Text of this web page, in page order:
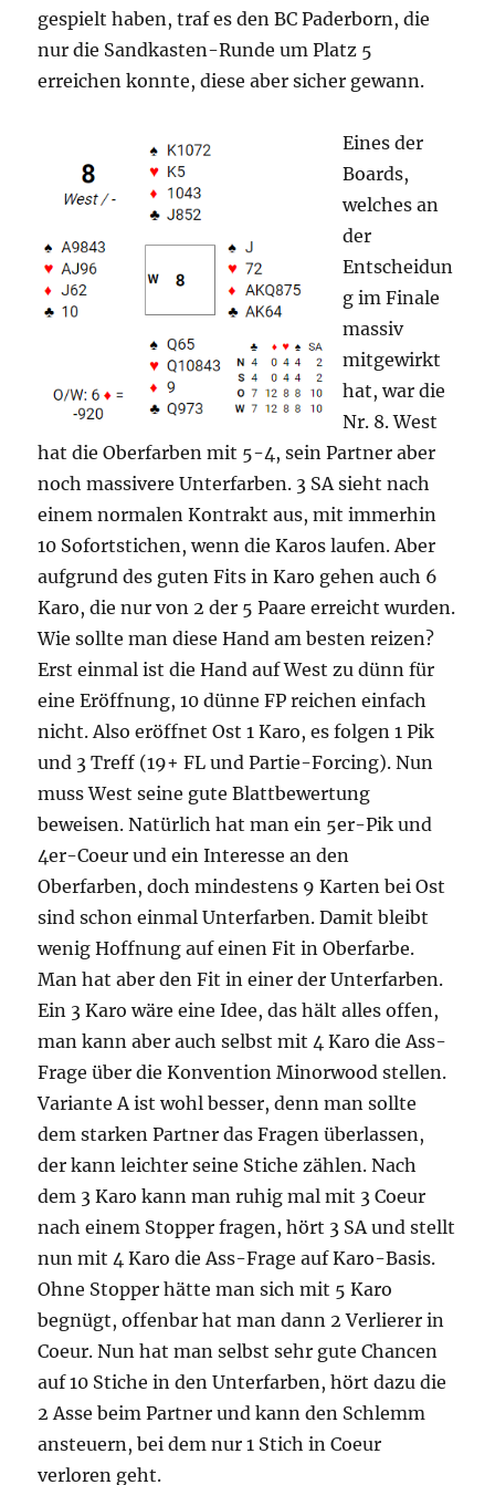
gespielt haben, traf es den BC Paderborn, die
nur die Sandkasten-Runde um Platz 5
erreichen konnte, diese aber sicher gewann.
Eines der
Boards,
welches an
der
Entscheidun
g im Finale
massiv
mitgewirkt
hat, war die
Nr. 8. West
hat die Oberfarben mit 5-4, sein Partner aber
noch massivere Unterfarben. 3 SA sieht nach
einem normalen Kontrakt aus, mit immerhin
10 Sofortstichen, wenn die Karos laufen. Aber
aufgrund des guten Fits in Karo gehen auch 6
Karo, die nur von 2 der 5 Paare erreicht wurden.
Wie sollte man diese Hand am besten reizen?
Erst einmal ist die Hand auf West zu dünn für
eine Eröffnung, 10 dünne FP reichen einfach
nicht. Also eröffnet Ost 1 Karo, es folgen 1 Pik
und 3 Treff (19+ FL und Partie-Forcing). Nun
muss West seine gute Blattbewertung
beweisen. Natürlich hat man ein 5er-Pik und
4er-Coeur und ein Interesse an den
Oberfarben, doch mindestens 9 Karten bei Ost
sind schon einmal Unterfarben. Damit bleibt
wenig Hoffnung auf einen Fit in Oberfarbe.
Man hat aber den Fit in einer der Unterfarben.
Ein 3 Karo wäre eine Idee, das hält alles offen,
man kann aber auch selbst mit 4 Karo die Ass-
Frage über die Konvention Minorwood stellen.
Variante A ist wohl besser, denn man sollte
dem starken Partner das Fragen überlassen,
der kann leichter seine Stiche zählen. Nach
dem 3 Karo kann man ruhig mal mit 3 Coeur
nach einem Stopper fragen, hört 3 SA und stellt
nun mit 4 Karo die Ass-Frage auf Karo-Basis.
Ohne Stopper hätte man sich mit 5 Karo
begnügt, offenbar hat man dann 2 Verlierer in
Coeur. Nun hat man selbst sehr gute Chancen
auf 10 Stiche in den Unterfarben, hört dazu die
2 Asse beim Partner und kann den Schlemm
ansteuern, bei dem nur 1 Stich in Coeur
verloren geht.